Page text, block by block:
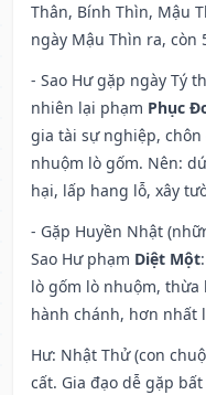
Thân, Bính Thìn, Mậu
ngày Mậu Thìn ra, còn
- Sao Hư gặp ngày Tý
nhiên lại phạm Phục
gia tài sự nghiệp,
nhuộm lò gốm. Nên:
hại, lấp hang lỗ, xây
- Gặp Huyền Nhật
Sao Hư phạm Diệt Một
lò gốm lò nhuộm, thừa
hành chánh, hơn nhất
Hư: Nhật Thử (con
cất. Gia đạo dễ gặp bất